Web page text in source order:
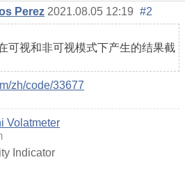
Perez 2021.08.05 12:19 #2
可视和非可视模式下产生的结果截
zh/code/33677
Volatmeter
Indicator